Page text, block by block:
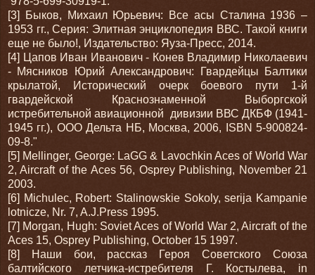
[3] Быков, Михаил Юрьевич: Все асы Сталина 1936 –
1953 гг., Серия: Элитная энциклопедия ВВС. Такой книги
еще не было!, Издательство: Яуза-Пресс, 2014.
[4] Цапов Иван Иванович - Конев Владимир Николаевич
- Мясников Юрий Александрович: Гвардейцы Балтики
крылатой, Исторический очерк боевого пути 1-й
гвардейской Краснознаменной Выборгской
истребительной авиационной дивизии ВВС ДКБФ (1941-
1945 гг.), OOO Дельта НБ, Москва, 2006, ISBN 5-900824-
09-8."
[5] Mellinger, George: LaGG & Lavochkin Aces of World War
2, Aircraft of the Aces 56, Osprey Publishing, November 21
2003.
[6] Michulec, Robert: Stalinowskie Sokoly, serija Kampanie
lotnicze, Nr. 7, A.J.Press 1995.
[7] Morgan, Hugh: Soviet Aces of World War 2, Aircraft of the
Aces 15, Osprey Publishing, October 15 1997.
[8] Наши бои, рассказ Героя Советского Союза
балтийского летчика-истребителя Г. Костылева, in